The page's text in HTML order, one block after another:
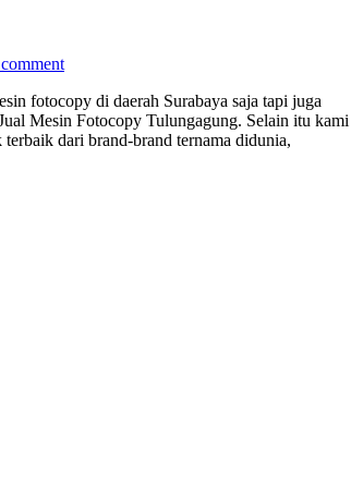
fotocopy di daerah Surabaya saja tapi juga
Mesin Fotocopy Tulungagung. Selain itu kami
dari brand-brand ternama didunia,